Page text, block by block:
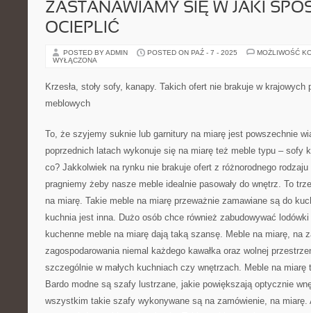
ZASTANAWIAMY SIĘ W JAKI
OCIEPLIĆ
POSTED BY ADMIN POSTED ON PAŹ - 7 - 2025
MOŻLIWOŚĆ
WYŁĄCZONA
Krzesła, stoły sofy, kanapy. Takich ofert nie brakuje w krajowych
meblowych
To, że szyjemy suknie lub garnitury na miarę jest powszechnie
poprzednich latach wykonuje się na miarę też meble typu – sofy
co? Jakkolwiek na rynku nie brakuje ofert z różnorodnego
pragniemy żeby nasze meble idealnie pasowały do wnętrz. To
na miarę. Takie meble na miarę przeważnie zamawiane są do
kuchnia jest inna. Dużo osób chce również zabudowywać
kuchenne meble na miarę dają taką szansę. Meble na miarę, na
zagospodarowania niemal każdego kawałka oraz wolnej
szczególnie w małych kuchniach czy wnętrzach. Meble na
Bardo modne są szafy lustrzane, jakie powiększają optycznie
wszystkim takie szafy wykonywane są na zamówienie, na miarę.